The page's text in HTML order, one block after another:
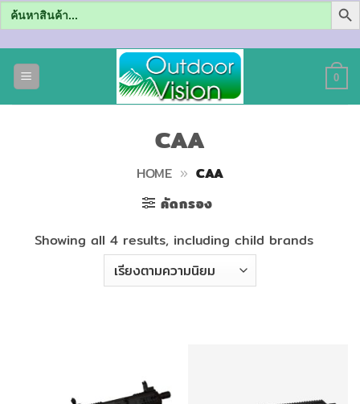
Search
for:
0
CAA
HOME » CAA
คัดกรอง
Showing all 4 results, including child brands